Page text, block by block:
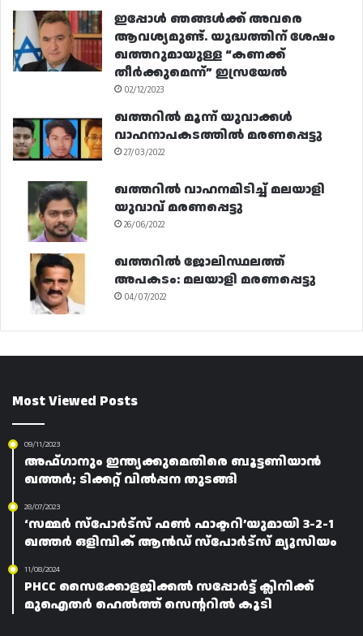
ഇപ്പോൾ ഞങ്ങൾക്ക് അവരെ
ആവശ്യമുണ്ട്. യുദ്ധത്തിന് ശേഷം
ഖത്തറുമായുള്ള “കണക്ക്
തീർക്കുമെന്ന്” ഇസ്രയേൽ
02/12/2023
ഖത്തറിൽ മൂന്ന് യുവാക്കൾ
വാഹനാപകടത്തിൽ മരണപ്പെട്ടു
27/03/2022
ഖത്തറിൽ വാഹനമിടിച്ച് മലയാളി
യുവാവ് മരണപ്പെട്ടു
26/06/2022
ഖത്തറിൽ ജോലിസ്ഥലത്ത്
അപകടം: മലയാളി മരണപ്പെട്ടു
04/07/2022
Most Viewed Posts
09/11/2023
അഫ്‌ഗാനും ഇന്ത്യക്കുമെതിരെ ബൂട്ടണിയാൻ
ഖത്തർ; ടിക്കറ്റ് വിൽപ്പന തുടങ്ങി
28/07/2023
‘സമ്മർ സ്‌പോർട്‌സ് ഫൺ ഫാക്ടറി’യുമായി 3-2-1
ഖത്തർ ഒളിമ്പിക് ആൻഡ് സ്പോർട്സ് മ്യൂസിയം
11/08/2024
PHCC സൈക്കോളജിക്കൽ സപ്പോർട്ട് ക്ലിനിക്ക്
മുഐതർ ഹെൽത്ത് സെന്ററിൽ കൂടി